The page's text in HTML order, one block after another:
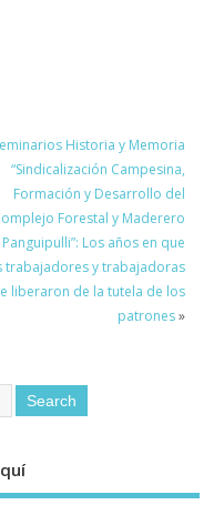
Historia y Memoria
“Sindicalización Campesina,
Formación y Desarrollo del
Forestal y Maderero
Panguipulli”: Los años en que
trabajadores y trabajadoras
liberaron de la tutela de los
patrones»